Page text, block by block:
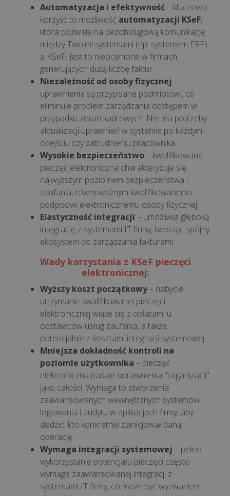
podzielonej
płatności
Jednolity
Kontrolny
Kompleksowy
przewodnik
skutecznie
gastronomii?
Praktyczne
Jednolity
Kontrolny
Automatyzacja i efektywność– kluczowa
korzyść to możliwość automatyzacji KSeF,
która pozwala na bezobsługową komunikację
między Twoimi systemami (np. systemem ERP)
a KSeF. Jest to nieocenione w firmach
generujących dużą liczbę faktur.
Niezależność od osoby fizycznej –
uprawnienia są przypisane podmiotowi, co
eliminuje problem zarządzania dostępem w
przypadku zmian kadrowych. Nie ma potrzeby
aktualizacji uprawnień w systemie po każdym
odejściu czy zatrudnieniu pracownika.
Wysokie bezpieczeństwo– kwalifikowana
pieczęć elektroniczna charakteryzuje się
najwyższym poziomem bezpieczeństwa i
zaufania, równoważnym kwalifikowanemu
podpisowi elektronicznemu osoby fizycznej.
Elastyczność integracji – umożliwia głęboką
integrację z systemami IT firmy, tworząc spójny
ekosystem do zarządzania fakturami.
Wady korzystania z KSeF pieczęci
elektronicznej:
Wyższy koszt początkowy– nabycie i
utrzymanie kwalifikowanej pieczęci
elektronicznej wiąże się z opłatami u
dostawców usług zaufania, a także
potencjalnie z kosztami integracji systemowej.
Mniejsza dokładność kontroli na
poziomie użytkownika – pieczęć
elektroniczna nadaje uprawnienia "organizacji"
jako całości. Wymaga to stworzenia
zaawansowanych wewnętrznych systemów
logowania i audytu w aplikacjach firmy, aby
śledzić, kto konkretnie zainicjował daną
operację.
Wymaga integracji systemowej – pełne
wykorzystanie potencjału pieczęci często
wymaga zaawansowanej integracji z
systemami IT firmy, co może być wyzwaniem